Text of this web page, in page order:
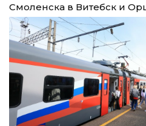
Смоленска в Витебск и